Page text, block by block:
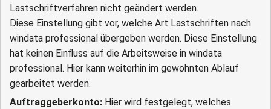
Lastschriftverfahren nicht geändert werden.
Diese Einstellung gibt vor, welche Art Lastschriften nach
windata professional übergeben werden. Diese Einstellung
hat keinen Einfluss auf die Arbeitsweise in windata
professional. Hier kann weiterhin im gewohnten Ablauf
gearbeitet werden.
Auftraggeberkonto: Hier wird festgelegt, welches